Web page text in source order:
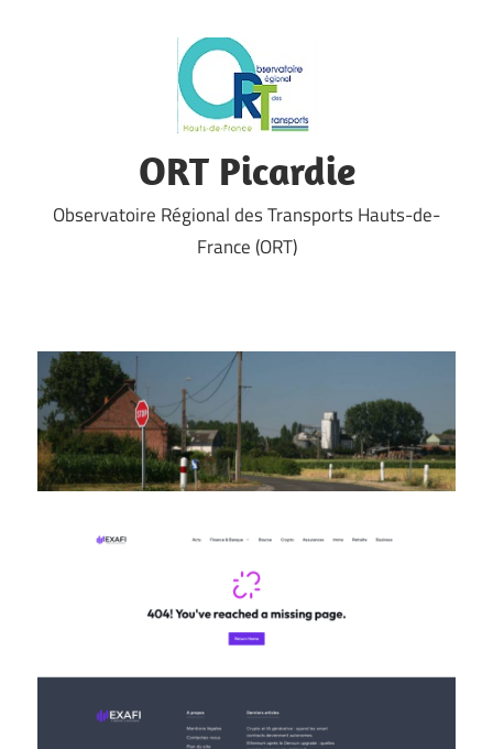
ORT Picardie
Observatoire Régional des Transports Hauts-de-
France (ORT)